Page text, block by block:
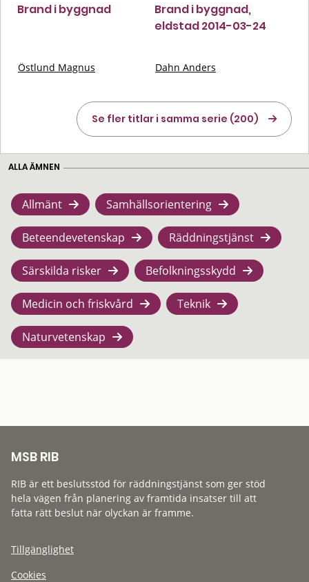
Brand i byggnad
Östlund Magnus
Brand i byggnad,
eldstad 2014-03-24
Dahn Anders
Se fler titlar i samma serie (200)
ALLA ÄMNEN
Allmänt Samhällsorientering
Beteendevetenskap Räddningstjänst
Särskilda risker Befolkningsskydd
Medicin och friskvård Teknik
Naturvetenskap
MSB RIB
RIB är ett beslutsstöd för räddningstjänst som ger stöd
hela vägen från planering av framtida insatser till att
fatta rätt beslut när olyckan är framme.
Tillgänglighet
Cookies